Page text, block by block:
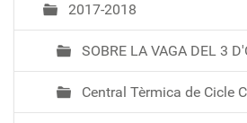
2017-2018
SOBRE LA VAGA DEL 3
Central Tèrmica de Cicle